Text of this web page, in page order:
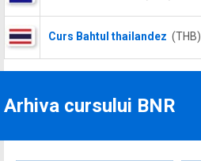
Curs Bahtul thailandez (THB)
Arhiva cursului BNR